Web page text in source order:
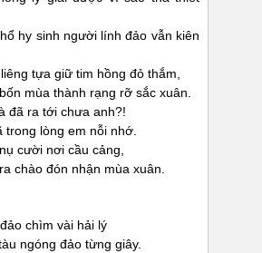
hy sinh người lính đảo vẫn kiên
tựa giữ tim hồng đỏ thắm,
mùa thành rạng rỡ sắc xuân.
đã ra tới chưa anh?!
trong lòng em nỗi nhớ.
cười nơi cầu cảng,
chào đón nhận mùa xuân.
chìm vài hải lý
ngóng đảo từng giây.